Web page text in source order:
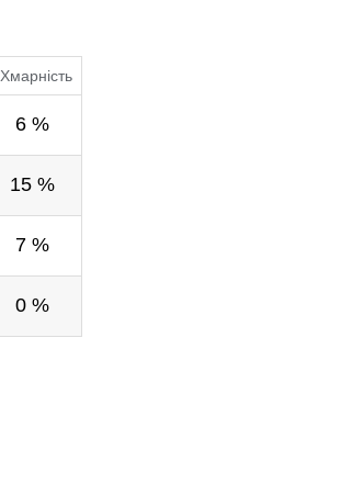
Хмарність
6 %
15 %
7 %
0 %